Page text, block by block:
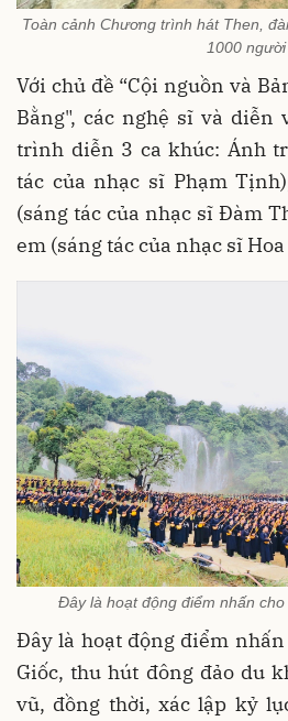
Toàn cảnh Chương trình hát Then,
1000 người
Với chủ đề “Cội nguồn và
Bằng", các nghệ sĩ và diễn
trình diễn 3 ca khúc: Ánh
tác của nhạc sĩ Phạm
(sáng tác của nhạc sĩ Đàm
em (sáng tác của nhạc sĩ
Đây là hoạt động điểm nhấn
Đây là hoạt động điểm
Giốc, thu hút đông đảo du
vũ, đồng thời, xác lập kỷ